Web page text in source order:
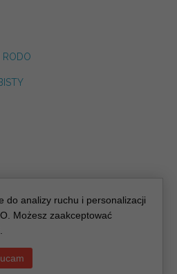
RODO
do analizy ruchu i personalizacji
Możesz zaakceptować